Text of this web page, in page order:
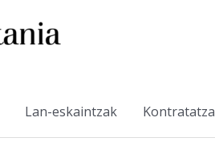
Lan-eskaintzak